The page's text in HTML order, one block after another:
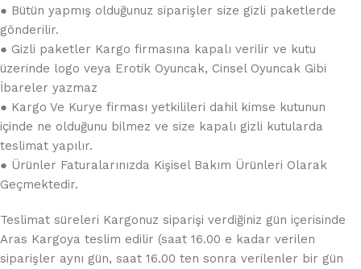
● Bütün yapmış olduğunuz siparişler size gizli paketlerde
gönderilir.
● Gizli paketler Kargo firmasına kapalı verilir ve kutu
üzerinde logo veya Erotik Oyuncak, Cinsel Oyuncak Gibi
İbareler yazmaz
● Kargo Ve Kurye firması yetkilileri dahil kimse kutunun
içinde ne olduğunu bilmez ve size kapalı gizli kutularda
teslimat yapılır.
● Ürünler Faturalarınızda Kişisel Bakım Ürünleri Olarak
Geçmektedir.
Teslimat süreleri Kargonuz siparişi verdiğiniz gün içerisinde
Aras Kargoya teslim edilir (saat 16.00 e kadar verilen
siparişler aynı gün, saat 16.00 ten sonra verilenler bir gün